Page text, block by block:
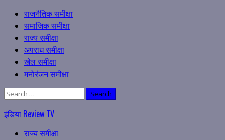
Primary
Menu
राजनैतिक समीक्षा
समाजिक समीक्षा
राज्य समीक्षा
अपराध समीक्षा
खेल समीक्षा
मनोरंजन समीक्षा
Search
इंडिया Review TV
राज्य समीक्षा